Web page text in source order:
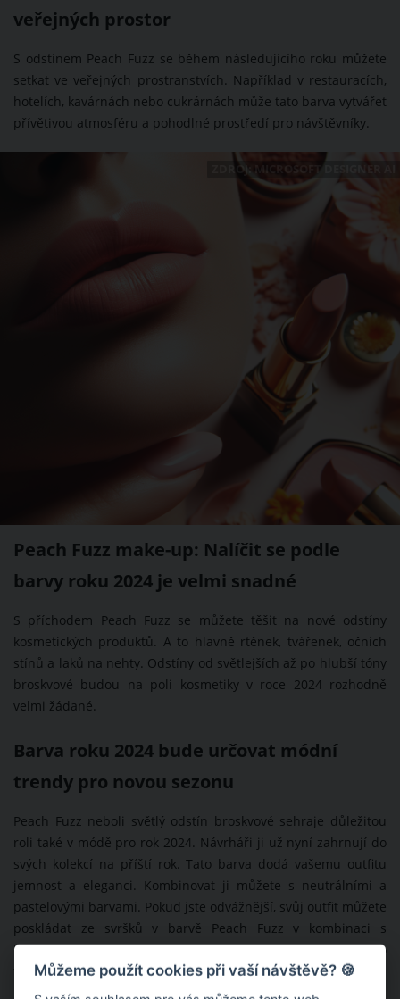
veřejných prostor
S odstínem Peach Fuzz se během následujícího roku můžete
setkat ve veřejných prostranstvích. Například v restauracích,
hotelích, kavárnách nebo cukrárnách může tato barva vytvářet
přívětivou atmosféru a pohodlné prostředí pro návštěvníky.
ZDROJ: MICROSOFT DESIGNER AI
Peach Fuzz make-up: Nalíčit se podle
barvy roku 2024 je velmi snadné
S příchodem Peach Fuzz se můžete těšit na nové odstíny
kosmetických produktů. A to hlavně rtěnek, tvářenek, očních
stínů a laků na nehty. Odstíny od světlejších až po hlubší tóny
broskvové budou na poli kosmetiky v roce 2024 rozhodně
velmi žádané.
Barva roku 2024 bude určovat módní
trendy pro novou sezonu
Peach Fuzz neboli světlý odstín broskvové sehraje důležitou
roli také v módě pro rok 2024. Návrháři ji už nyní zahrnují do
svých kolekcí na příští rok. Tato barva dodá vašemu outfitu
jemnost a eleganci. Kombinovat ji můžete s neutrálními a
pastelovými barvami. Pokud jste odvážnější, svůj outfit můžete
poskládat ze svršků v barvě Peach Fuzz v kombinaci s
kontrastními barvami, k nimž patří třeba modrá, zelená nebo
fialová.
Můžeme použít cookies při vaší návštěvě? 🍪